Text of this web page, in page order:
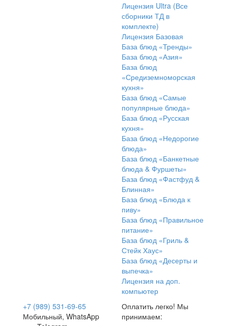
Лицензия Ultra (Все
сборники ТД в
комплекте)
Лицензия Базовая
База блюд «Тренды»
База блюд «Азия»
База блюд
«Средиземноморская
кухня»
База блюд «Самые
популярные блюда»
База блюд «Русская
кухня»
База блюд «Недорогие
блюда»
База блюд «Банкетные
блюда & Фуршеты»
База блюд «Фастфуд &
Блинная»
База блюд «Блюда к
пиву»
База блюд «Правильное
питание»
База блюд «Гриль &
Стейк Хаус»
База блюд «Десерты и
выпечка»
Лицензия на доп.
компьютер
+7 (989) 531-69-65
Мобильный, WhatsApp
Оплатить легко! Мы
принимаем: